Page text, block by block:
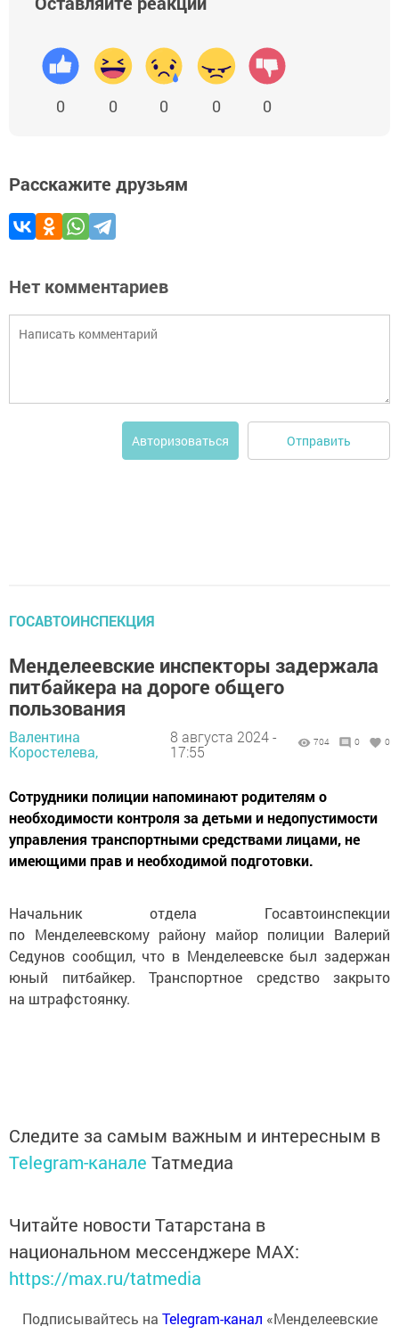
0 0 0 0 0
Расскажите друзьям
Нет комментариев
Авторизоваться Отправить
ГОСАВТОИНСПЕКЦИЯ
Менделеевские инспекторы задержала
питбайкера на дороге общего
пользования
Валентина
Коростелева,
8 августа 2024 -
17:55
704 0 0
Сотрудники полиции напоминают родителям о
необходимости контроля за детьми и недопустимости
управления транспортными средствами лицами, не
имеющими прав и необходимой подготовки.
Начальник отдела Госавтоинспекции
по Менделеевскому району майор полиции Валерий
Седунов сообщил, что в Менделеевске был задержан
юный питбайкер. Транспортное средство закрыто
на штрафстоянку.
Следите за самым важным и интересным в
Telegram-канале Татмедиа
Читайте новости Татарстана в
национальном мессенджере MАХ:
https://max.ru/tatmedia
Подписывайтесь на Telegram-канал «Менделеевские